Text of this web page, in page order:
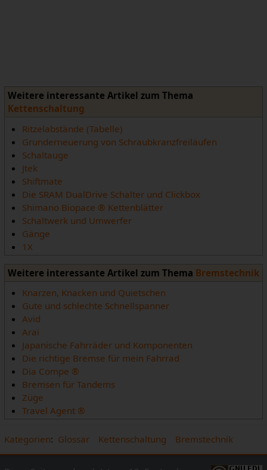
Weitere interessante Artikel zum Thema
Kettenschaltung
Ritzelabstände (Tabelle)
Grunderneuerung von Schraubkranzfreiläufen
Schaltauge
Jtek
Shiftmate
Die SRAM DualDrive Schalter und Clickbox
Shimano Biopace ® Kettenblätter
Schaltwerk und Umwerfer
Gänge
1X
Weitere interessante Artikel zum Thema Bremstechnik
Knarzen, Knacken und Quietschen
Gute und schlechte Schnellspanner
Avid
Arai
Japanische Fahrräder und Komponenten
Die richtige Bremse für mein Fahrrad
Dia Compe ®
Bremsen für Tandems
Züge
Travel Agent ®
Kategorien: Glossar Kettenschaltung Bremstechnik